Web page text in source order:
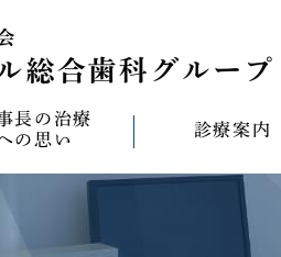
長の治療
の思い
（オールセラミック治
診療案内
診療案内一覧